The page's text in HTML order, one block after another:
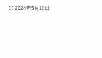
2024年5月10日